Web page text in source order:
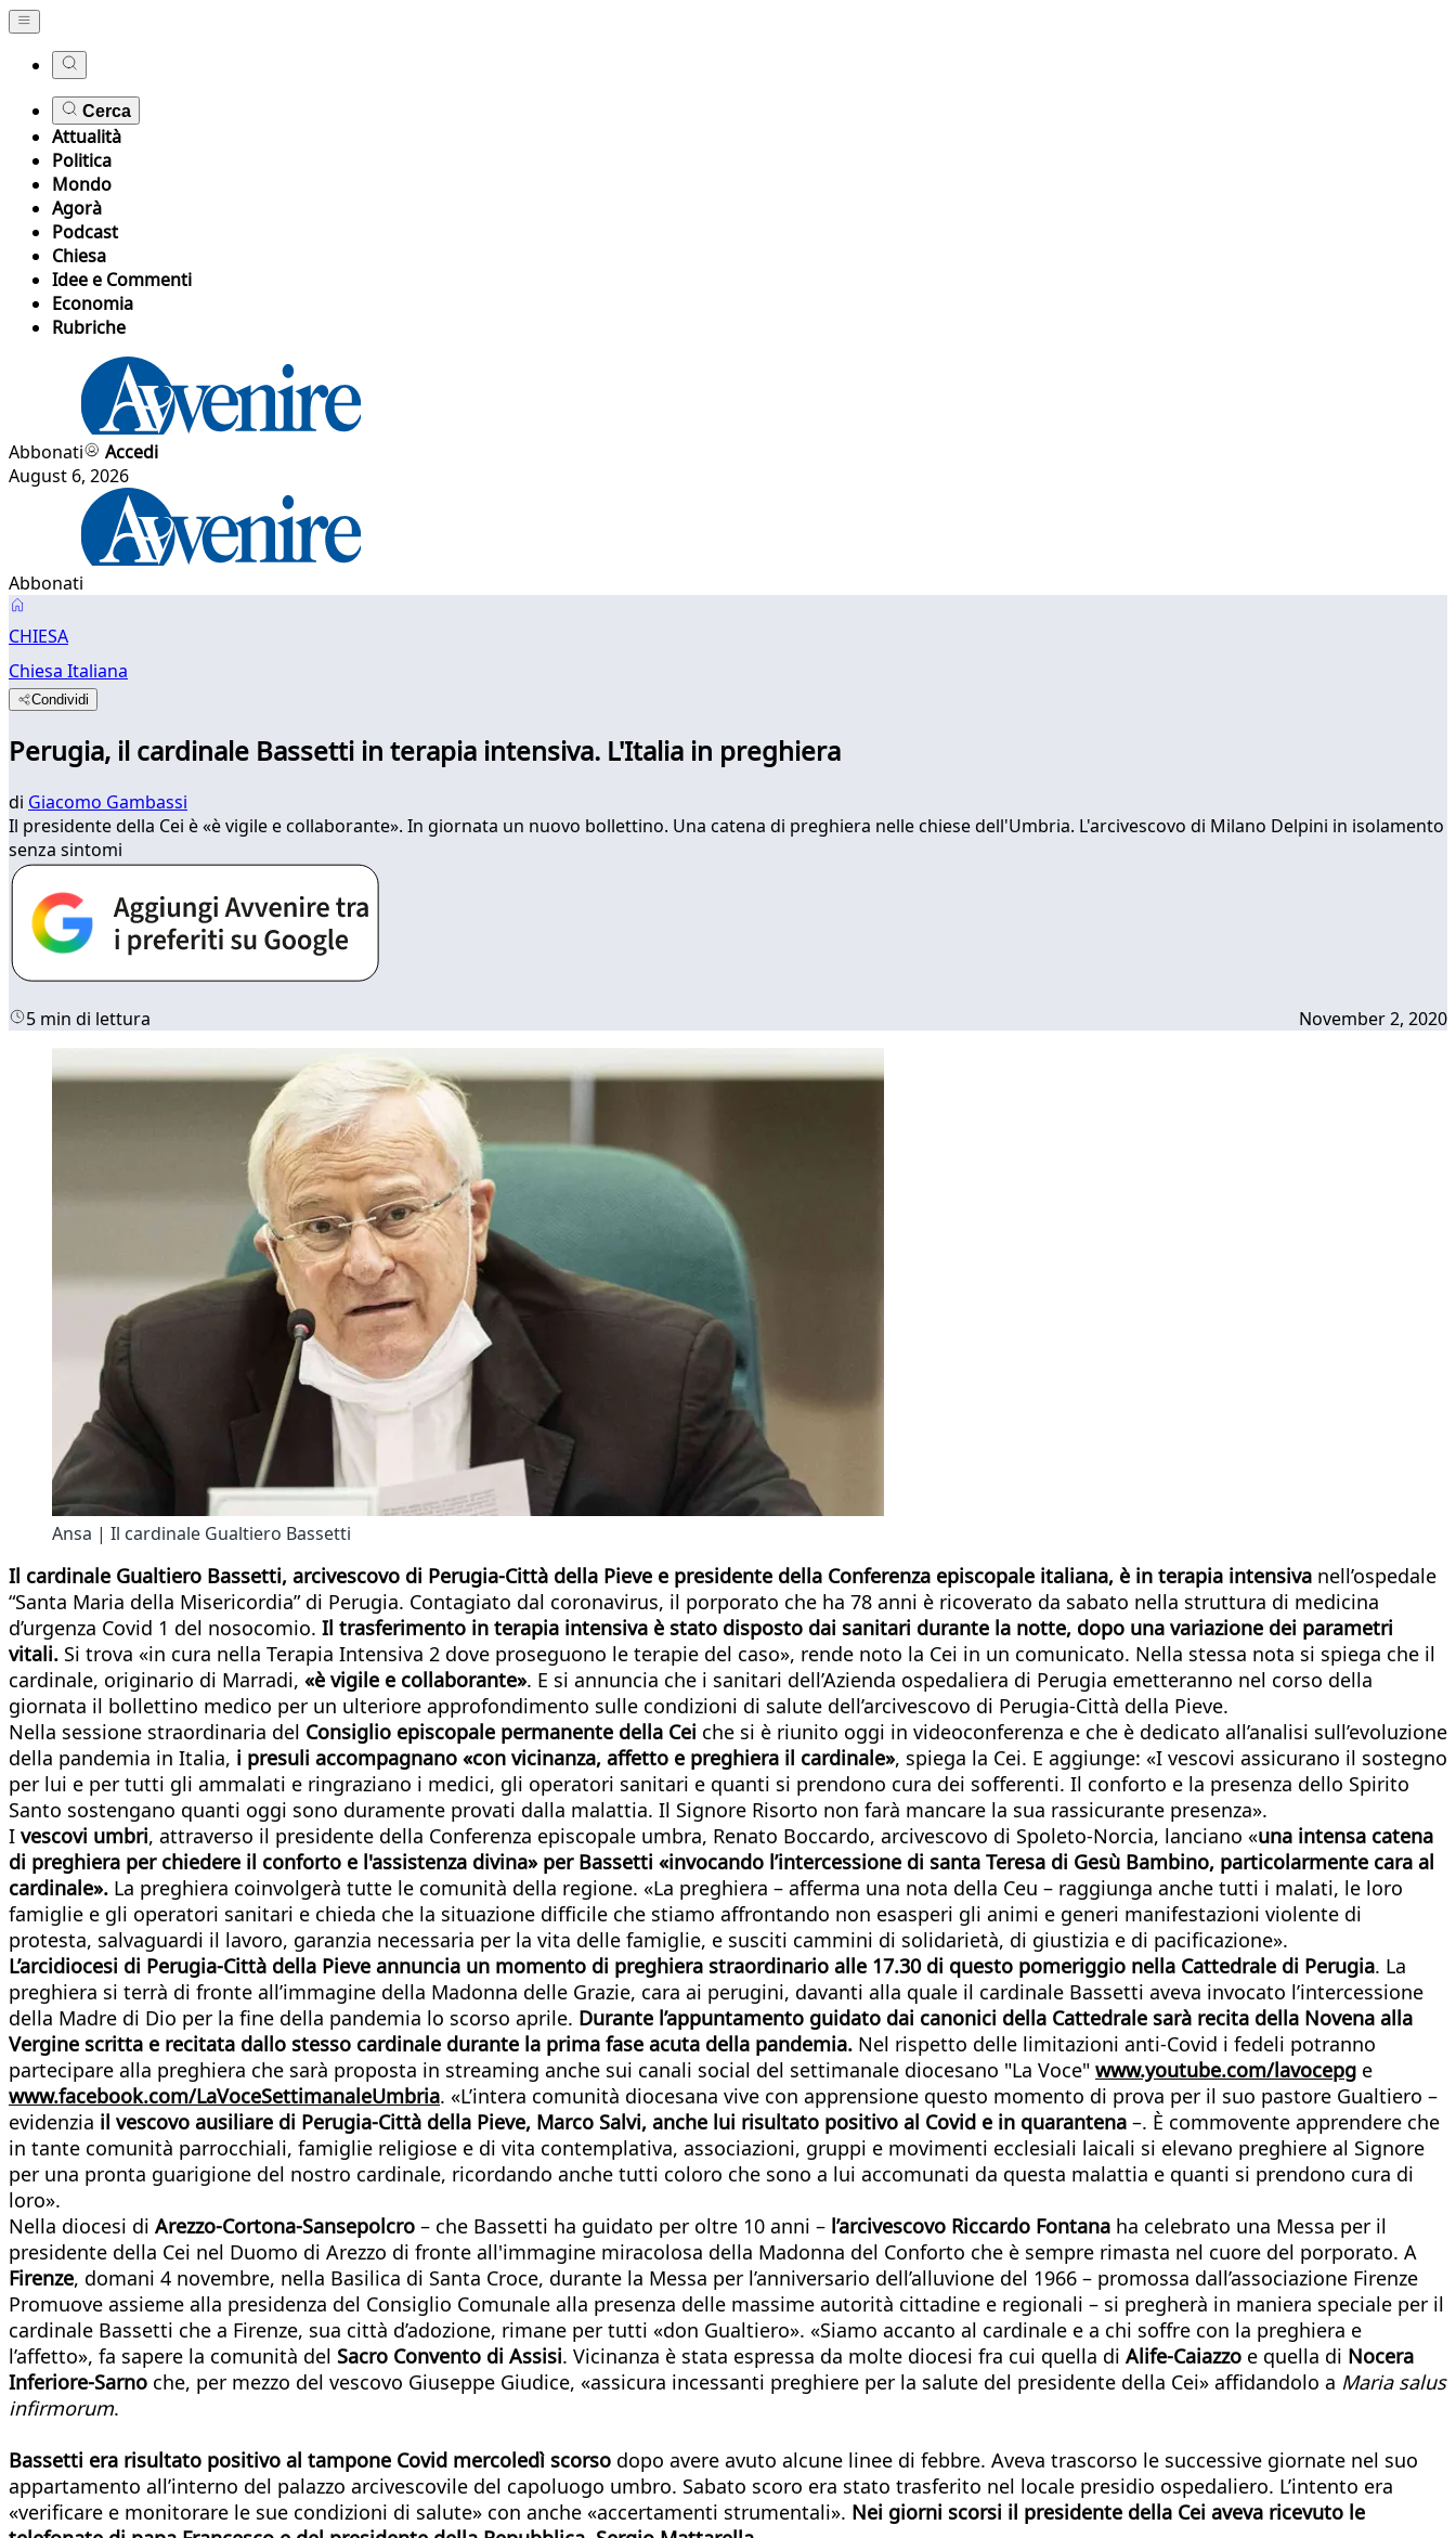
Cerca
Attualità
Politica
Mondo
Agorà
Podcast
Chiesa
Idee e Commenti
Economia
Rubriche
Abbonati
Accedi
August 6, 2026
Abbonati
CHIESA
Chiesa Italiana
Condividi
Perugia, il cardinale Bassetti in terapia intensiva. L'Italia in preghiera
di Giacomo Gambassi
Il presidente della Cei è «è vigile e collaborante». In giornata un nuovo bollettino. Una catena di preghiera nelle chiese dell'Umbria. L'arcivescovo di Milano Delpini in isolamento
senza sintomi
5 min di lettura November 2, 2020
Ansa | Il cardinale Gualtiero Bassetti
Il cardinale Gualtiero Bassetti, arcivescovo di Perugia-Città della Pieve e presidente della Conferenza episcopale italiana, è in terapia intensiva nell’ospedale
“Santa Maria della Misericordia” di Perugia. Contagiato dal coronavirus, il porporato che ha 78 anni è ricoverato da sabato nella struttura di medicina
d’urgenza Covid 1 del nosocomio. Il trasferimento in terapia intensiva è stato disposto dai sanitari durante la notte, dopo una variazione dei parametri
vitali. Si trova «in cura nella Terapia Intensiva 2 dove proseguono le terapie del caso», rende noto la Cei in un comunicato. Nella stessa nota si spiega che il
cardinale, originario di Marradi, «è vigile e collaborante». E si annuncia che i sanitari dell’Azienda ospedaliera di Perugia emetteranno nel corso della
giornata il bollettino medico per un ulteriore approfondimento sulle condizioni di salute dell’arcivescovo di Perugia-Città della Pieve.
Nella sessione straordinaria del Consiglio episcopale permanente della Cei che si è riunito oggi in videoconferenza e che è dedicato all’analisi sull’evoluzione
della pandemia in Italia, i presuli accompagnano «con vicinanza, affetto e preghiera il cardinale», spiega la Cei. E aggiunge: «I vescovi assicurano il sostegno
per lui e per tutti gli ammalati e ringraziano i medici, gli operatori sanitari e quanti si prendono cura dei sofferenti. Il conforto e la presenza dello Spirito
Santo sostengano quanti oggi sono duramente provati dalla malattia. Il Signore Risorto non farà mancare la sua rassicurante presenza».
I vescovi umbri, attraverso il presidente della Conferenza episcopale umbra, Renato Boccardo, arcivescovo di Spoleto-Norcia, lanciano «una intensa catena
di preghiera per chiedere il conforto e l'assistenza divina» per Bassetti «invocando l’intercessione di santa Teresa di Gesù Bambino, particolarmente cara al
cardinale». La preghiera coinvolgerà tutte le comunità della regione. «La preghiera – afferma una nota della Ceu – raggiunga anche tutti i malati, le loro
famiglie e gli operatori sanitari e chieda che la situazione difficile che stiamo affrontando non esasperi gli animi e generi manifestazioni violente di
protesta, salvaguardi il lavoro, garanzia necessaria per la vita delle famiglie, e susciti cammini di solidarietà, di giustizia e di pacificazione».
L’arcidiocesi di Perugia-Città della Pieve annuncia un momento di preghiera straordinario alle 17.30 di questo pomeriggio nella Cattedrale di Perugia. La
preghiera si terrà di fronte all’immagine della Madonna delle Grazie, cara ai perugini, davanti alla quale il cardinale Bassetti aveva invocato l’intercessione
della Madre di Dio per la fine della pandemia lo scorso aprile. Durante l’appuntamento guidato dai canonici della Cattedrale sarà recita della Novena alla
Vergine scritta e recitata dallo stesso cardinale durante la prima fase acuta della pandemia. Nel rispetto delle limitazioni anti-Covid i fedeli potranno
partecipare alla preghiera che sarà proposta in streaming anche sui canali social del settimanale diocesano "La Voce" www.youtube.com/lavocepg e
www.facebook.com/LaVoceSettimanaleUmbria. «L’intera comunità diocesana vive con apprensione questo momento di prova per il suo pastore Gualtiero –
evidenzia il vescovo ausiliare di Perugia-Città della Pieve, Marco Salvi, anche lui risultato positivo al Covid e in quarantena –. È commovente apprendere che
in tante comunità parrocchiali, famiglie religiose e di vita contemplativa, associazioni, gruppi e movimenti ecclesiali laicali si elevano preghiere al Signore
per una pronta guarigione del nostro cardinale, ricordando anche tutti coloro che sono a lui accomunati da questa malattia e quanti si prendono cura di
loro».
Nella diocesi di Arezzo-Cortona-Sansepolcro – che Bassetti ha guidato per oltre 10 anni – l’arcivescovo Riccardo Fontana ha celebrato una Messa per il
presidente della Cei nel Duomo di Arezzo di fronte all'immagine miracolosa della Madonna del Conforto che è sempre rimasta nel cuore del porporato. A
Firenze, domani 4 novembre, nella Basilica di Santa Croce, durante la Messa per l’anniversario dell’alluvione del 1966 – promossa dall’associazione Firenze
Promuove assieme alla presidenza del Consiglio Comunale alla presenza delle massime autorità cittadine e regionali – si pregherà in maniera speciale per il
cardinale Bassetti che a Firenze, sua città d’adozione, rimane per tutti «don Gualtiero». «Siamo accanto al cardinale e a chi soffre con la preghiera e
l’affetto», fa sapere la comunità del Sacro Convento di Assisi. Vicinanza è stata espressa da molte diocesi fra cui quella di Alife-Caiazzo e quella di Nocera
Inferiore-Sarno che, per mezzo del vescovo Giuseppe Giudice, «assicura incessanti preghiere per la salute del presidente della Cei» affidandolo a Maria salus
infirmorum.
Bassetti era risultato positivo al tampone Covid mercoledì scorso dopo avere avuto alcune linee di febbre. Aveva trascorso le successive giornate nel suo
appartamento all’interno del palazzo arcivescovile del capoluogo umbro. Sabato scoro era stato trasferito nel locale presidio ospedaliero. L’intento era
«verificare e monitorare le sue condizioni di salute» con anche «accertamenti strumentali». Nei giorni scorsi il presidente della Cei aveva ricevuto le